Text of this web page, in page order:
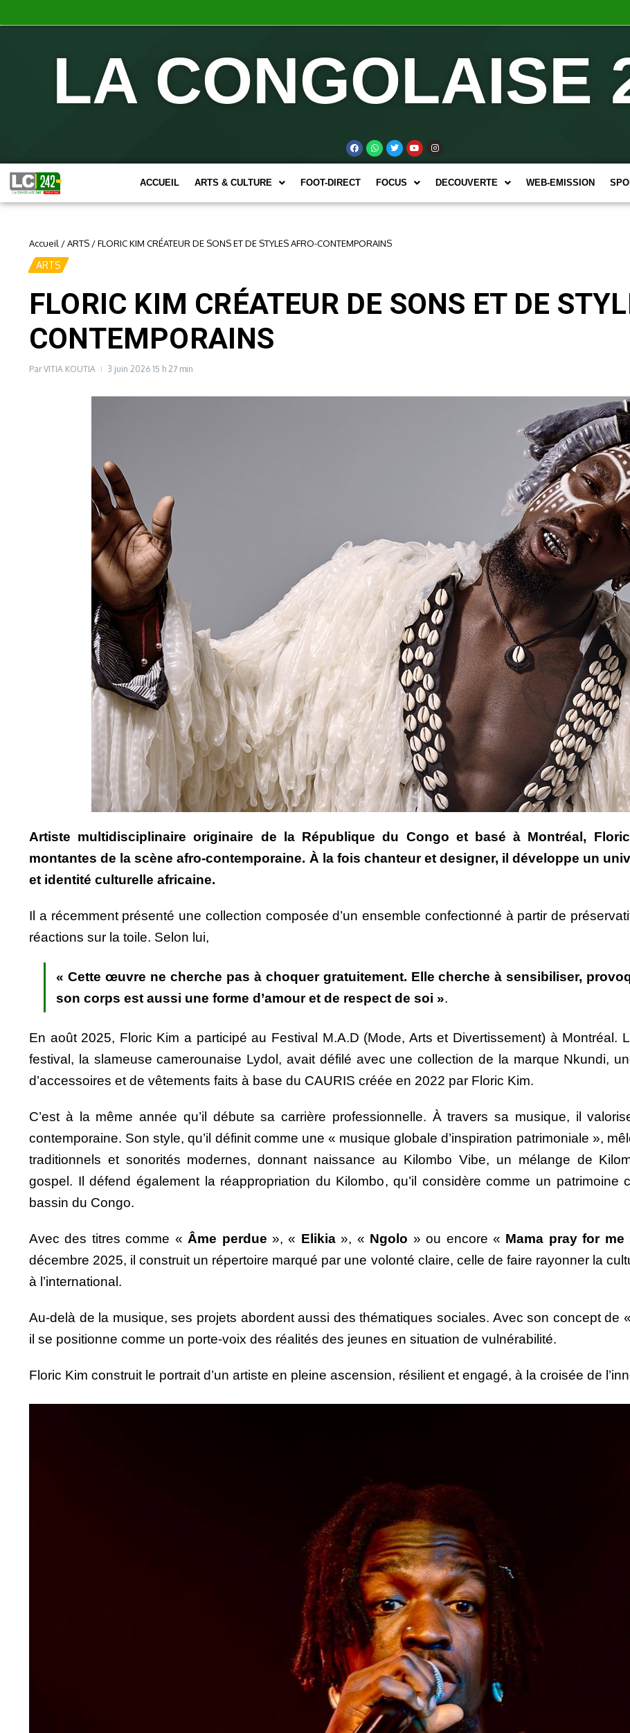
LA CONGOLAISE
ACCUEIL ARTS & CULTURE FOOT-DIRECT FOCUS DECOUVERTE WEB-EMISSION
Accueil /ARTS /FLORIC KIM CRÉATEUR DE SONS ET DE STYLES AFRO-CONTEMPORAINS
ARTS
FLORIC KIM CRÉATEUR DE SONS ET DE
CONTEMPORAINS
ParVITIA KOUTIA 3 juin 2026 15 h 27 min
Artiste multidisciplinaire originaire de la République du Congo et basé à Montréal,
montantes de la scène afro-contemporaine. À la fois chanteur et designer, il développe un
et identité culturelle africaine.
Il a récemment présenté une collection composée d’un ensemble confectionné à partir de
réactions sur la toile. Selon lui,
« Cette œuvre ne cherche pas à choquer gratuitement. Elle cherche à sensibiliser,
son corps est aussi une forme d’amour et de respect de soi ».
En août 2025, Floric Kim a participé au Festival M.A.D (Mode, Arts et Divertissement) à Montréal.
festival, la slameuse camerounaise Lydol, avait défilé avec une collection de la marque Nkundi,
d’accessoires et de vêtements faits à base du CAURIS créée en 2022 par Floric Kim.
C’est à la même année qu’il débute sa carrière professionnelle. À travers sa musique, il
contemporaine. Son style, qu’il définit comme une « musique globale d’inspiration patrimoniale »,
traditionnels et sonorités modernes, donnant naissance au Kilombo Vibe, un mélange de
gospel. Il défend également la réappropriation du Kilombo, qu’il considère comme un patrimoine
bassin du Congo.
Avec des titres comme « Âme perdue », « Elikia», « Ngolo » ou encore « Mama pray for me
décembre 2025, il construit un répertoire marqué par une volonté claire, celle de faire rayonner la
à l’international.
Au-delà de la musique, ses projets abordent aussi des thématiques sociales. Avec son concept de «
il se positionne comme un porte-voix des réalités des jeunes en situation de vulnérabilité.
Floric Kim construit le portrait d’un artiste en pleine ascension, résilient et engagé, à la croisée de